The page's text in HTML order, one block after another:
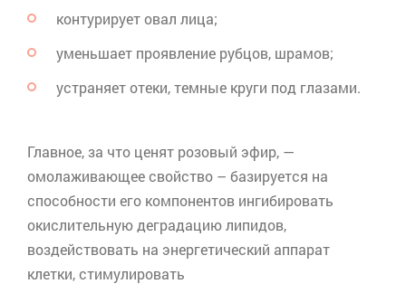
контурируетовал лица;
уменьшает проявление рубцов, шрамов;
устраняет отеки, темные круги под глазами.
Главное, за что ценят розовый эфир, —
омолаживающее свойство – базируется на
способности его компонентов ингибировать
окислительную деградацию липидов,
воздействовать на энергетический аппарат
клетки, стимулировать